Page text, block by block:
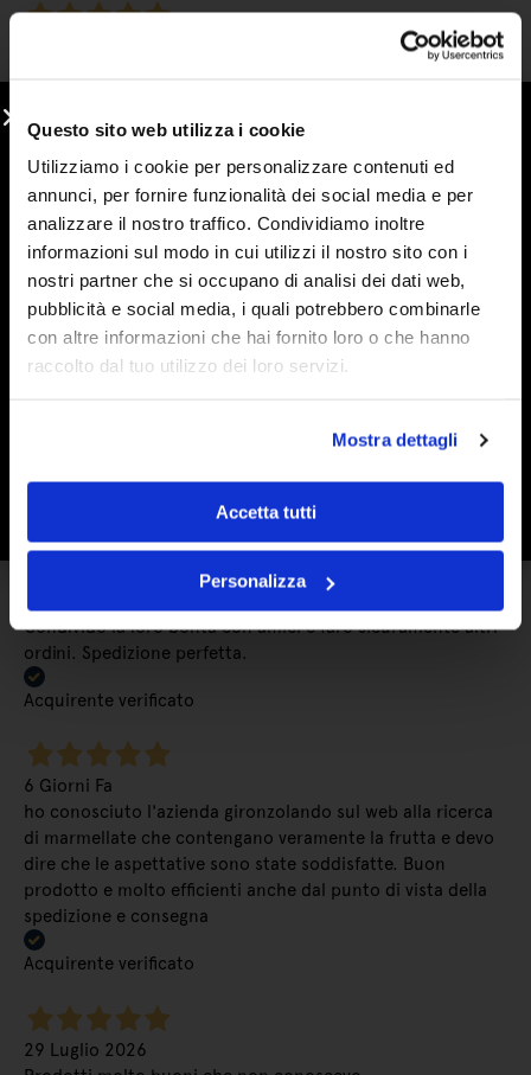
Questo sito web utilizza i cookie
Utilizziamo i cookie per personalizzare contenuti ed
annunci, per fornire funzionalità dei social media e per
analizzare il nostro traffico. Condividiamo inoltre
informazioni sul modo in cui utilizzi il nostro sito con i
nostri partner che si occupano di analisi dei dati web,
pubblicità e social media, i quali potrebbero combinarle
con altre informazioni che hai fornito loro o che hanno
raccolto dal tuo utilizzo dei loro servizi.
Mostra dettagli
Accetta tutti
Personalizza
faccio. seguono un customer service attento e puntuale. le
continuate così
Acquirente verificato
5 Giorni Fa
Ho conosciuto le marmellate Stringhetto a una fiera con
bancarelle e non le ho più lasciate. Vera frutta e una
Acquirente verificato
Condivido la loro bontà con amici e farò sicuramente altri
ordini. Spedizione perfetta.
Acquirente verificato
6 Giorni Fa
ho conosciuto l'azienda gironzolando sul web alla ricerca
di marmellate che contengano veramente la frutta e devo
dire che le aspettative sono state soddisfatte. Buon
prodotto e molto efficienti anche dal punto di vista della
spedizione e consegna
Acquirente verificato
29 Luglio 2026